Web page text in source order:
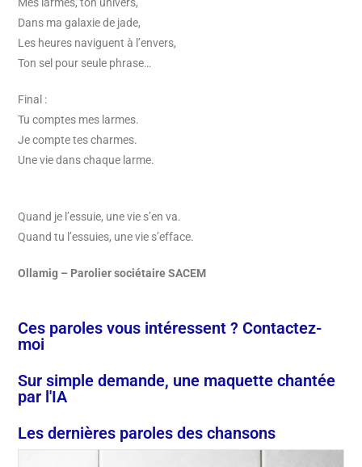
Dans ma galaxie de jade,
Les heures naviguent à l’envers,
Ton sel pour seule phrase…
Final :
Tu comptes mes larmes.
Je compte tes charmes.
Une vie dans chaque larme.
Quand je l’essuie, une vie s’en va.
Quand tu l’essuies, une vie s’efface.
Ollamig – Parolier sociétaire SACEM
Ces paroles vous intéressent ? Contactez-
moi
Sur simple demande, une maquette chantée
par l'IA
Les dernières paroles des chansons